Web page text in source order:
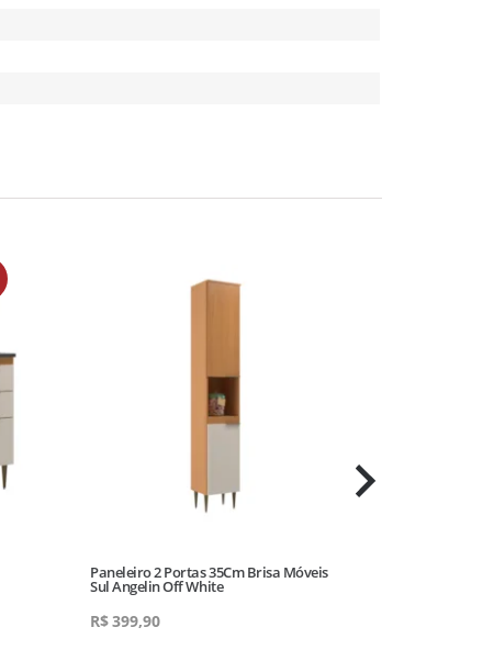
Paneleiro 2 Portas 35Cm Brisa Móveis
Sul Angelin Off White
R$399,90